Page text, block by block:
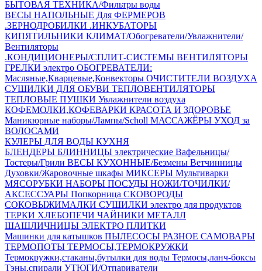
БЫТОВАЯ ТЕХНИКА/Фильтры воды
ВЕСЫ НАПОЛЬНЫЕ Для ФЕРМЕРОВ
.ЗЕРНОДРОБИЛКИ .ИНКУБАТОРЫ
КИПЯТИЛЬНИКИ КЛИМАТ/Обогреватели/Увлажнители/
Вентиляторы
.КОНДИЦИОНЕРЫ/СПЛИТ-СИСТЕМЫ ВЕНТИЛЯТОРЫ
ГРЕЛКИ электро ОБОГРЕВАТЕЛИ:
Масляные,Кварцевые,Конвекторы ОЧИСТИТЕЛИ ВОЗДУХА
СУШИЛКИ ДЛЯ ОБУВИ ТЕПЛОВЕНТИЛЯТОРЫ
ТЕПЛОВЫЕ ПУШКИ Увлажнители воздуха
КОФЕМОЛКИ,КОФЕВАРКИ КРАСОТА И ЗДОРОВЬЕ
Маникюрные наборы/Лампы/Scholl МАССАЖЁРЫ УХОД за
ВОЛОСАМИ
КУЛЕРЫ ДЛЯ ВОДЫ КУХНЯ
БЛЕНДЕРЫ БЛИННИЦЫ электрические Вафельницы/
Тостеры/Грили ВЕСЫ КУХОННЫЕ/Безмены Ветчинницы
Духовки/Жаровочные шкафы МИКСЕРЫ Мультиварки
МЯСОРУБКИ НАБОРЫ ПОСУДЫ НОЖИ/ТОЧИЛКИ/
АКСЕССУАРЫ Попкорница СКОВОРОДЫ
СОКОВЫЖИМАЛКИ СУШИЛКИ электро для продуктов
ТЕРКИ ХЛЕБОПЕЧИ ЧАЙНИКИ МЕТАЛЛ
ШАШЛИЧНИЦЫ ЭЛЕКТРО ПЛИТКИ
Машинки для катышков ПЫЛЕСОСЫ РАЗНОЕ САМОВАРЫ
ТЕРМОПОТЫ ТЕРМОСЫ,ТЕРМОКРУЖКИ
Термокружки,стаканы,бутылки для воды Термосы,ланч-боксы
Тэны,спирали УТЮГИ/Отпариватели